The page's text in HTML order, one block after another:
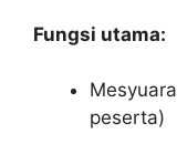
Fungsi utama:
peserta)